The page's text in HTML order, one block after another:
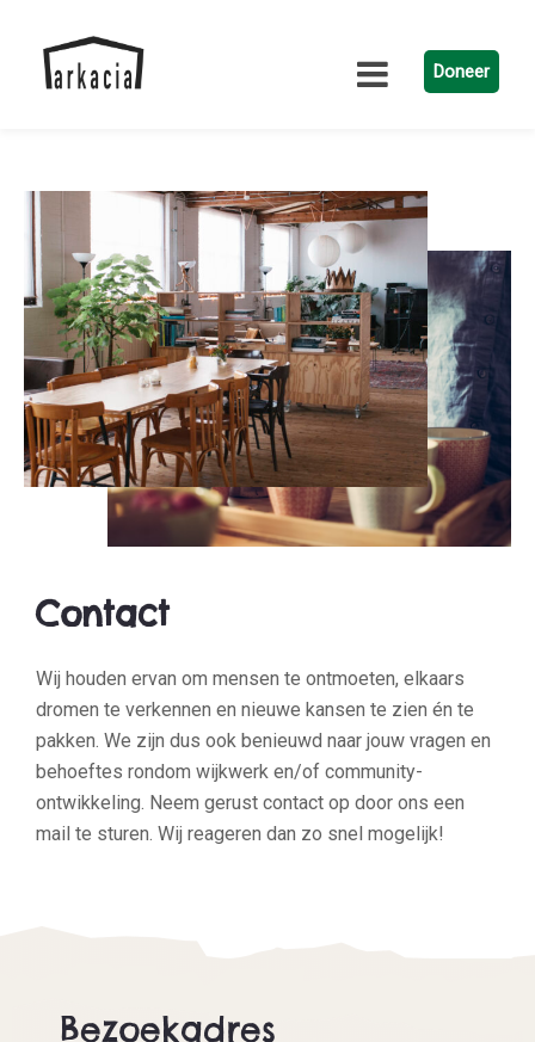
Doneer
Contact
Wij houden ervan om mensen te ontmoeten, elkaars
dromen te verkennen en nieuwe kansen te zien én te
pakken. We zijn dus ook benieuwd naar jouw vragen en
behoeftes rondom wijkwerk en/of community-
ontwikkeling. Neem gerust contact op door ons een
mail te sturen. Wij reageren dan zo snel mogelijk!
Bezoekadres